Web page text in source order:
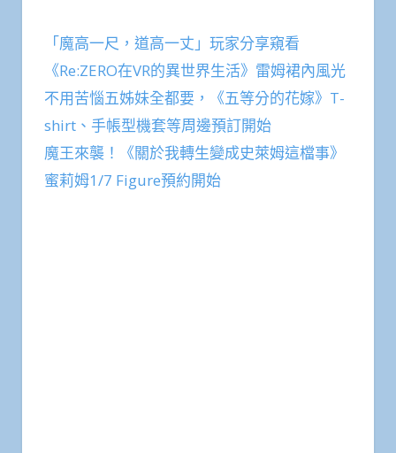
「魔高一尺，道高一丈」玩家分享窺看
《Re:ZERO在VR的異世界生活》雷姆裙內風光
不用苦惱五姊妹全都要，《五等分的花嫁》T-
shirt、手帳型機套等周邊預訂開始
魔王來襲！《關於我轉生變成史萊姆這檔事》
蜜莉姆1/7 Figure預約開始